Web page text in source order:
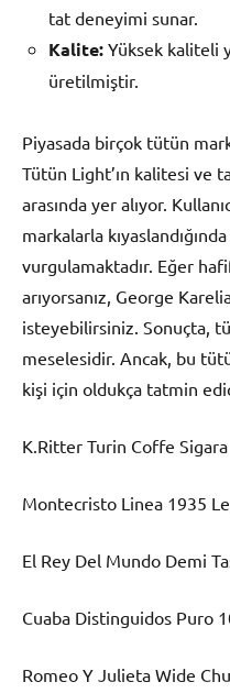
tat deneyimi sunar.
Kalite: Yüksek kaliteli
üretilmiştir.
Piyasada birçok tütün
Tütün Light’ın kalitesi ve
arasında yer alıyor.
markalarla
vurgulamaktadır. Eğer
arıyorsanız, George
isteyebilirsiniz. Sonuçta,
meselesidir. Ancak, bu
kişi için oldukça tatmin
K.Ritter Turin Coffe Sigara
Montecristo Linea 1935
El Rey Del Mundo Demi
Cuaba Distinguidos Puro
Romeo Y Julieta Wide